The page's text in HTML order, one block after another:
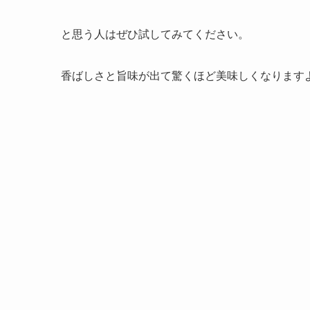
と思う人はぜひ試してみてください。
香ばしさと旨味が出て驚くほど美味しくなります